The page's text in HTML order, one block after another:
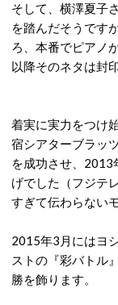
そして、横澤夏子
を踏んだそうです
ろ、本番でピアノ
以降そのネタは封
着実に実力をつけ
宿シアターブラッ
を成功させ、2013
げでした（フジテ
すぎて伝わらない
2015年3月にはヨ
ストの『彩バトル
勝を飾ります。